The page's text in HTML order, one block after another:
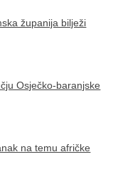
županija bilježi
Osječko-baranjske
na temu afričke